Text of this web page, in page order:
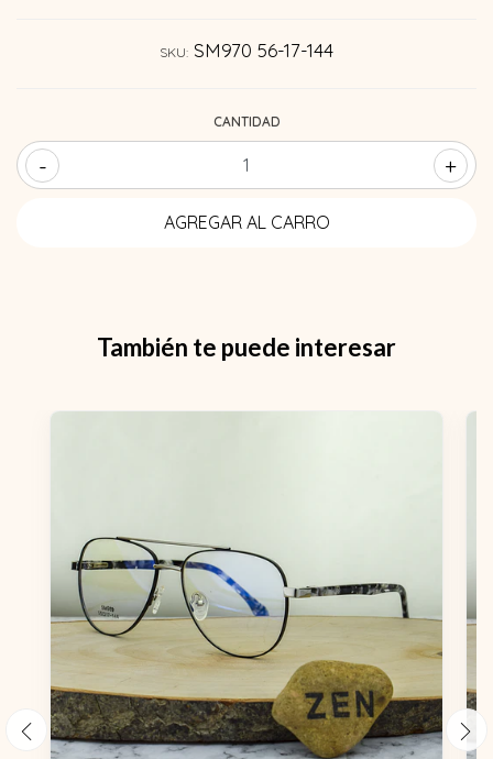
SKU: SM970 56-17-144
CANTIDAD
- +
También te puede interesar